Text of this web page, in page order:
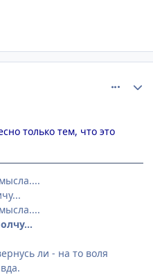
только тем, что это
ли - на то воля